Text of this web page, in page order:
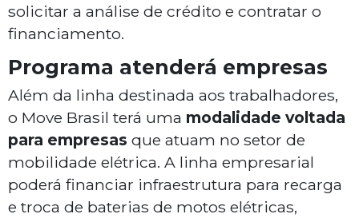
solicitar a análise de crédito e contratar o
financiamento.
Programa atenderá empresas
Além da linha destinada aos trabalhadores,
o Move Brasil terá uma modalidade voltada
para empresas que atuam no setor de
mobilidade elétrica. A linha empresarial
poderá financiar infraestrutura para recarga
e troca de baterias de motos elétricas,